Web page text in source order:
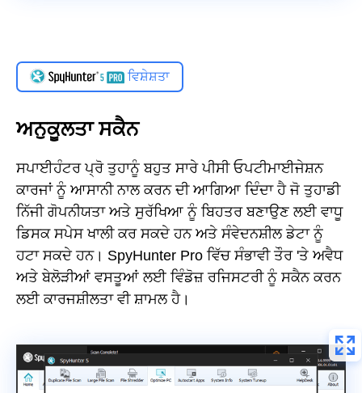
ਵਿਸ਼ੇਸ਼ਤਾ
ਅਨੁਕੂਲਤਾ ਸਕੈਨ
ਸਪਾਈਹੰਟਰ ਪ੍ਰੋ ਤੁਹਾਨੂੰ ਬਹੁਤ ਸਾਰੇ ਪੀਸੀ ਓਪਟੀਮਾਈਜੇਸ਼ਨ
ਕਾਰਜਾਂ ਨੂੰ ਆਸਾਨੀ ਨਾਲ ਕਰਨ ਦੀ ਆਗਿਆ ਦਿੰਦਾ ਹੈ ਜੋ ਤੁਹਾਡੀ
ਨਿੱਜੀ ਗੋਪਨੀਯਤਾ ਅਤੇ ਸੁਰੱਖਿਆ ਨੂੰ ਬਿਹਤਰ ਬਣਾਉਣ ਲਈ ਵਾਧੂ
ਡਿਸਕ ਸਪੇਸ ਖਾਲੀ ਕਰ ਸਕਦੇ ਹਨ ਅਤੇ ਸੰਵੇਦਨਸ਼ੀਲ ਡੇਟਾ ਨੂੰ
ਹਟਾ ਸਕਦੇ ਹਨ। SpyHunter Pro ਵਿੱਚ ਸੰਭਾਵੀ ਤੌਰ 'ਤੇ ਅਵੈਧ
ਅਤੇ ਬੇਲੋੜੀਆਂ ਵਸਤੂਆਂ ਲਈ ਵਿੰਡੋਜ਼ ਰਜਿਸਟਰੀ ਨੂੰ ਸਕੈਨ ਕਰਨ
ਲਈ ਕਾਰਜਸ਼ੀਲਤਾ ਵੀ ਸ਼ਾਮਲ ਹੈ।